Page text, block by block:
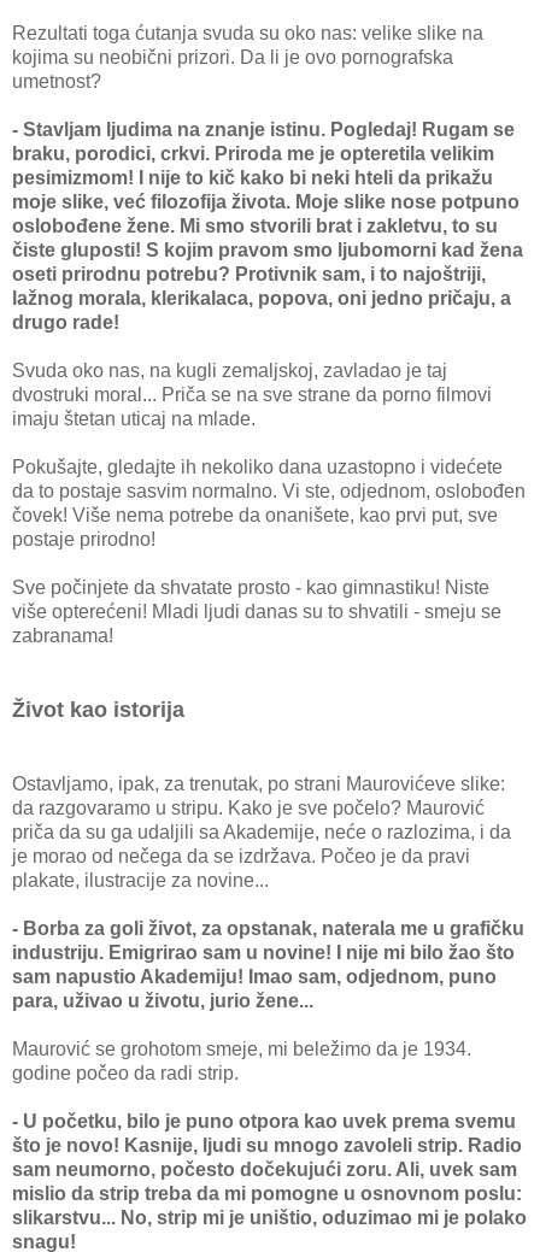
Rezultati toga ćutanja svuda su oko nas: velike slike na
kojima su neobični prizori. Da li je ovo pornografska
umetnost?
- Stavljam ljudima na znanje istinu. Pogledaj! Rugam se
braku, porodici, crkvi. Priroda me je opteretila velikim
pesimizmom! I nije to kič kako bi neki hteli da prikažu
moje slike, već filozofija života. Moje slike nose potpuno
oslobođene žene. Mi smo stvorili brat i zakletvu, to su
čiste gluposti! S kojim pravom smo ljubomorni kad žena
oseti prirodnu potrebu? Protivnik sam, i to najoštriji,
lažnog morala, klerikalaca, popova, oni jedno pričaju, a
drugo rade!
Svuda oko nas, na kugli zemaljskoj, zavladao je taj
dvostruki moral... Priča se na sve strane da porno filmovi
imaju štetan uticaj na mlade.
Pokušajte, gledajte ih nekoliko dana uzastopno i videćete
da to postaje sasvim normalno. Vi ste, odjednom, oslobođen
čovek! Više nema potrebe da onanišete, kao prvi put, sve
postaje prirodno!
Sve počinjete da shvatate prosto - kao gimnastiku! Niste
više opterećeni! Mladi ljudi danas su to shvatili - smeju se
zabranama!
Život kao istorija
Ostavljamo, ipak, za trenutak, po strani Maurovićeve slike:
da razgovaramo u stripu. Kako je sve počelo? Maurović
priča da su ga udaljili sa Akademije, neće o razlozima, i da
je morao od nečega da se izdržava. Počeo je da pravi
plakate, ilustracije za novine...
- Borba za goli život, za opstanak, naterala me u grafičku
industriju. Emigrirao sam u novine! I nije mi bilo žao što
sam napustio Akademiju! Imao sam, odjednom, puno
para, uživao u životu, jurio žene...
Maurović se grohotom smeje, mi beležimo da je 1934.
godine počeo da radi strip.
- U početku, bilo je puno otpora kao uvek prema svemu
što je novo! Kasnije, ljudi su mnogo zavoleli strip. Radio
sam neumorno, počesto dočekujući zoru. Ali, uvek sam
mislio da strip treba da mi pomogne u osnovnom poslu:
slikarstvu... No, strip mi je uništio, oduzimao mi je polako
snagu!